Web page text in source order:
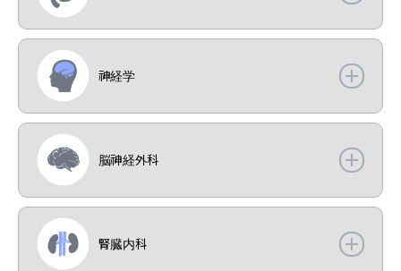
神経学
脳神経外科
腎臓内科